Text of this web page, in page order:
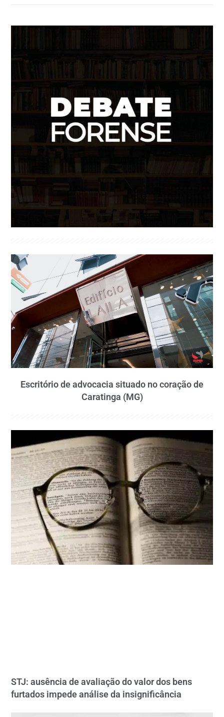
Escritório de advocacia situado no coração de
Caratinga (MG)
STJ: ausência de avaliação do valor dos bens
furtados impede análise da insignificância